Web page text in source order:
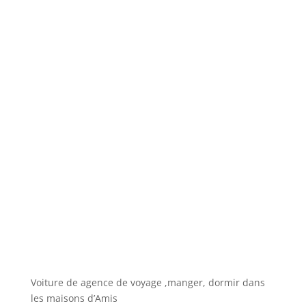
Voiture de agence de voyage ,manger, dormir dans
les maisons d’Amis